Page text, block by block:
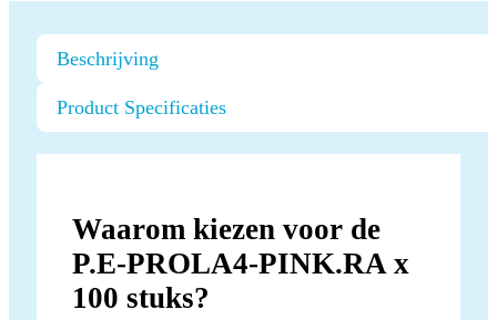
Beschrijving
Product Specificaties
Waarom kiezen voor de
P.E-PROLA4-PINK.RA x
100 stuks?